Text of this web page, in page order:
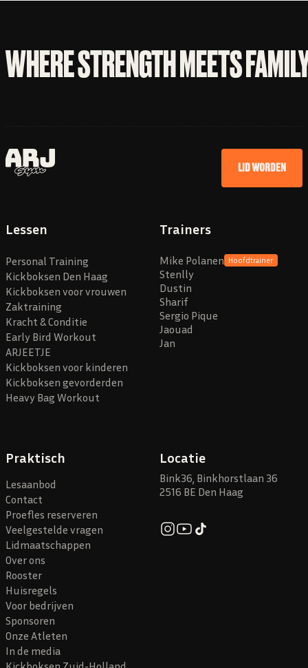
WHERE STRENGTH MEETS
LID WORDEN
Lessen
Personal Training
Kickboksen Den Haag
Kickboksen voor vrouwen
Zaktraining
Kracht & Conditie
Early Bird Workout
ARJEETJE
Kickboksen voor kinderen
Kickboksen gevorderden
Heavy Bag Workout
Trainers
Mike Polanen Hoofdtrainer
Stenlly
Dustin
Sharif
Sergio Pique
Jaouad
Jan
Praktisch
Lesaanbod
Contact
Proefles reserveren
Veelgestelde vragen
Lidmaatschappen
Over ons
Rooster
Huisregels
Voor bedrijven
Sponsoren
Onze Atleten
In de media
Locatie
Bink36, Binkhorstlaan 36
2516 BE Den Haag